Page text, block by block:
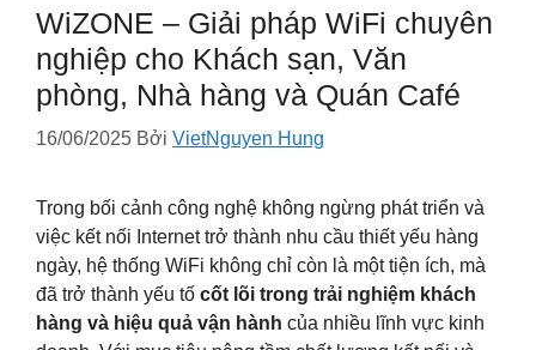
WiZONE – Giải pháp WiFi chuyên
nghiệp cho Khách sạn, Văn
phòng, Nhà hàng và Quán Café
16/06/2025 Bởi VietNguyen Hung
Trong bối cảnh công nghệ không ngừng phát triển và
việc kết nối Internet trở thành nhu cầu thiết yếu hàng
ngày, hệ thống WiFi không chỉ còn là một tiện ích, mà
đã trở thành yếu tố cốt lõi trong trải nghiệm khách
hàng và hiệu quả vận hành của nhiều lĩnh vực kinh